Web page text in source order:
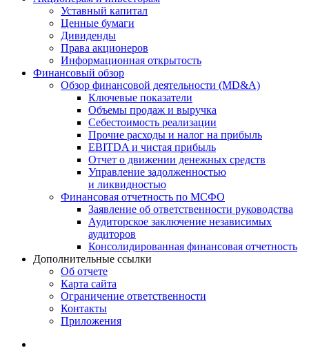
Уставный капитал
Ценные бумаги
Дивиденды
Права акционеров
Информационная открытость
Финансовый обзор
Обзор финансовой деятельности (MD&A)
Ключевые показатели
Объемы продаж и выручка
Себестоимость реализации
Прочие расходы и налог на прибыль
EBITDA и чистая прибыль
Отчет о движении денежных средств
Управление задолженностью
и ликвидностью
Финансовая отчетность по МСФО
Заявление об ответственности руководства
Аудиторское заключение независимых
аудиторов
Консолидированная финансовая отчетность
Дополнительные ссылки
Об отчете
Карта сайта
Ограничение ответственности
Контакты
Приложения